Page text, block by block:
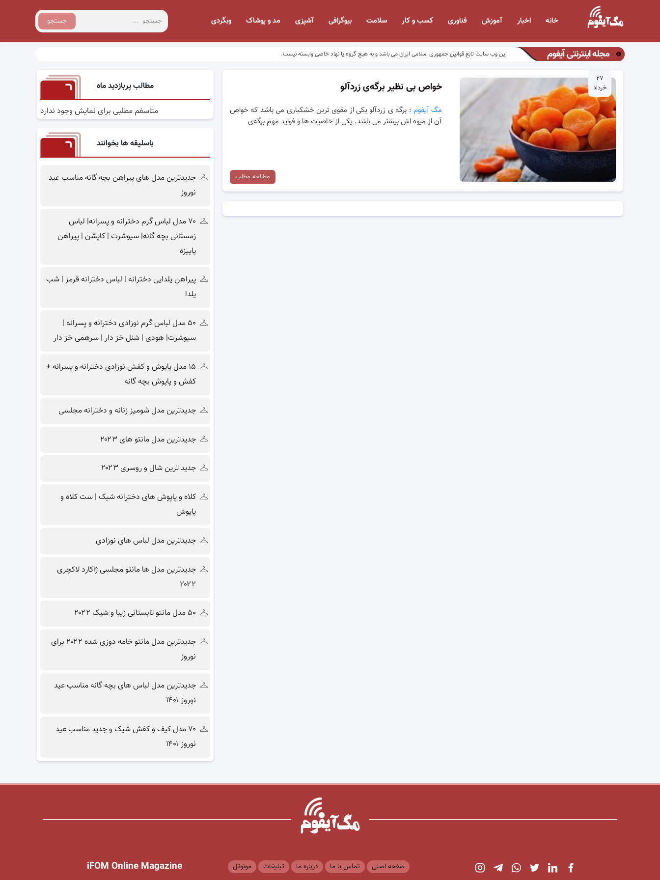
جستجو خانه اخبار آموزش فناوری کسب و کار سلامت بیوگرافی آشپزی مد و پوشاک وبگردی
مجله اینترنتی آیفوم این وب سایت تابع قوانین جمهوری اسلامی ایران می باشد و به هیچ گروه یا نهاد خاصی وابسته نیست.
۲۷
خرداد
خواص بی نظیر برگه‌ی زردآلو
مگ آیفوم : برگه ی زردآلو یکی از مقوی ترین خشکباری می باشد که خواص
آن از میوه اش بیشتر می باشد. یکی از خاصیت ها و فواید مهم برگه‌ی
مطالعه مطلب
مطالب پربازدید ماه
متاسفم مطلبی برای نمایش وجود ندارد
باسلیقه ها بخوانند
جدیدترین مدل های پیراهن بچه گانه مناسب عید
نوروز
۷۰ مدل لباس گرم دخترانه و پسرانه| لباس
زمستانی بچه گانه| سیوشرت | کاپشن | پیراهن
پاییزه
پیراهن یلدایی دخترانه | لباس دخترانه قرمز | شب
یلدا
۵۰ مدل لباس گرم نوزادی دخترانه و پسرانه |
سیوشرت| هودی | شنل خز دار | سرهمی خز دار
۱۵ مدل پاپوش و کفش نوزادی دخترانه و پسرانه +
کفش و پاپوش بچه گانه
جدیدترین مدل شومیز زنانه و دخترانه مجلسی
جدیدترین مدل مانتو های ۲۰۲۳
جدید ترین شال و روسری ۲۰۲۳
کلاه و پاپوش های دخترانه شیک | ست کلاه و
پاپوش
جدیدترین مدل لباس های نوزادی
جدیدترین مدل ها مانتو مجلسی ژاکارد لاکچری
۲۰۲۲
۵۰ مدل مانتو تابستانی زیبا و شیک ۲۰۲۲
جدیدترین مدل مانتو خامه دوزی شده ۲۰۲۲ برای
نوروز
جدیدترین مدل لباس های بچه گانه مناسب عید
نوروز ۱۴۰۱
۷۰ مدل کیف و کفش شیک و جدید مناسب عید
نوروز ۱۴۰۱
iFOM Online Magazine صفحه اصلی تماس با ما درباره ما تبلیغات مونوتل